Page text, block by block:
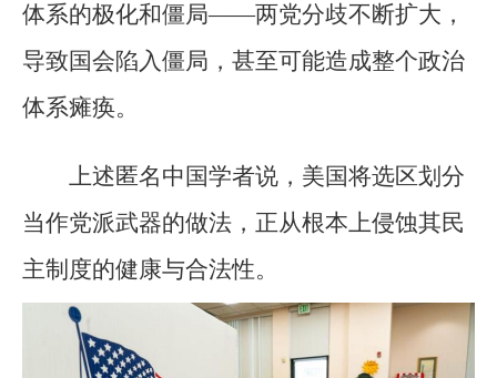
体系的极化和僵局——两党分歧不断扩大，
导致国会陷入僵局，甚至可能造成整个政治
体系瘫痪。
上述匿名中国学者说，美国将选区划分
当作党派武器的做法，正从根本上侵蚀其民
主制度的健康与合法性。